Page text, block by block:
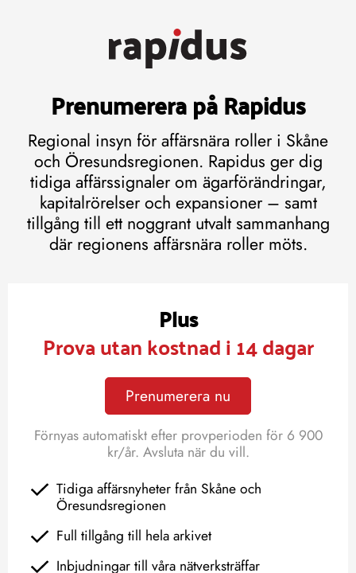
Prenumerera på Rapidus
Regional insyn för affärsnära roller i Skåne
och Öresundsregionen. Rapidus ger dig
tidiga affärssignaler om ägarförändringar,
kapitalrörelser och expansioner – samt
tillgång till ett noggrant utvalt sammanhang
där regionens affärsnära roller möts.
Plus
Prova utan kostnad i 14 dagar
Prenumerera nu
Förnyas automatiskt efter provperioden för 6 900
kr/år. Avsluta när du vill.
Tidiga affärsnyheter från Skåne och
Öresundsregionen
Full tillgång till hela arkivet
Inbjudningar till våra nätverksträffar